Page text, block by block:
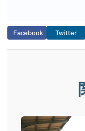
이 걸립니다. 짧
Facebook Twitter